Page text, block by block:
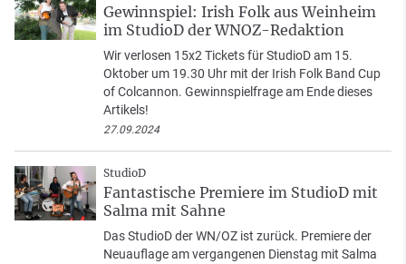
Gewinnspiel: Irish Folk aus Weinheim
im StudioD der WNOZ-Redaktion
Wir verlosen 15x2 Tickets für StudioD am 15.
Oktober um 19.30 Uhr mit der Irish Folk Band Cup
of Colcannon. Gewinnspielfrage am Ende dieses
Artikels!
27.09.2024
StudioD
Fantastische Premiere im StudioD mit
Salma mit Sahne
Das StudioD der WN/OZ ist zurück. Premiere der
Neuauflage am vergangenen Dienstag mit Salma